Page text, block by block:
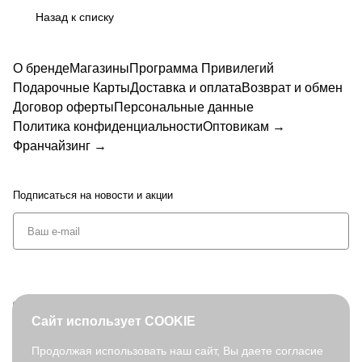
Назад к списку
О брендеМагазиныПрограмма Привилегий
Подарочные КартыДоставка и оплатаВозврат и обмен
Договор офертыПерсональные данные
Политика конфиденциальностиОптовикам →
Франчайзинг →
Подписаться на новости и акции
Сайт использует COOKIE
Продолжая использовать наш сайт, Вы даете согласие